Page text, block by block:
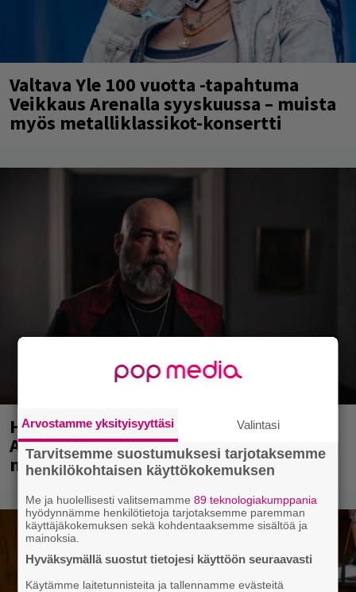
Valtava Yle 100 vuotta -tapahtuma
Veikkaus Arenalla syyskuussa – muista
myös metalliklassikot-konsertti
Huomenna se ilmestyy – CMX:stä tutun
A.W. Yrjänän uutuusalbumi om
mammuttimainen kokonaisuus
Arvostamme yksityisyyttäsi Valintasi
Tarvitsemme suostumuksesi tarjotaksemme
henkilökohtaisen käyttökokemuksen
Me ja huolellisesti valitsemamme89 teknologiakumppania
hyödynnämme henkilötietoja tarjotaksemme paremman
käyttäjäkokemuksen sekä kohdentaaksemme sisältöä ja
mainoksia.
Hyväksymällä suostut tietojesi käyttöön seuraavasti
Käytämme laitetunnisteita ja tallennamme evästeitä